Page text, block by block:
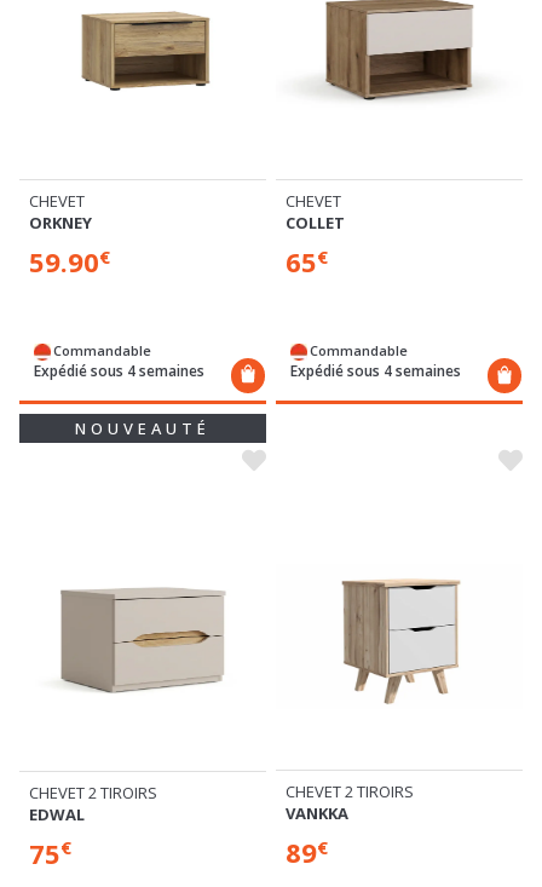
CHEVET
ORKNEY
59.90€
Commandable
Expédié sous 4 semaines
CHEVET
COLLET
65€
Commandable
Expédié sous 4 semaines
NOUVEAUTÉ
CHEVET 2 TIROIRS
EDWAL
75€
CHEVET 2 TIROIRS
VANKKA
89€